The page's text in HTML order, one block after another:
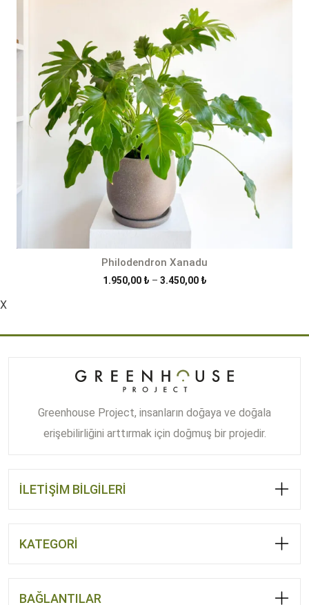
2.300,00 ₺
Philodendron Xanadu
1.950,00 ₺ – 3.450,00 ₺Fiyat
3.450,00 ₺
X
Greenhouse Project, insanların doğaya ve doğala
erişebilirliğini arttırmak için doğmuş bir projedir.
İLETİŞİM BİLGİLERİ
KATEGORİ
BAĞLANTILAR